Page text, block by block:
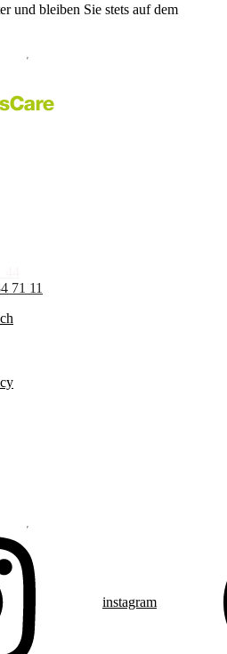
und bleiben Sie stets auf dem
71 11
instagram